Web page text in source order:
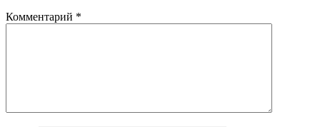
Комментарий *